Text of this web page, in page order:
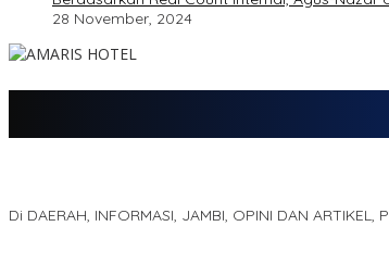
28 November, 2024
Di DAERAH, INFORMASI, JAMBI, OPINI DAN ARTIKEL,